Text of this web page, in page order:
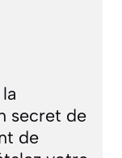
secret de
de